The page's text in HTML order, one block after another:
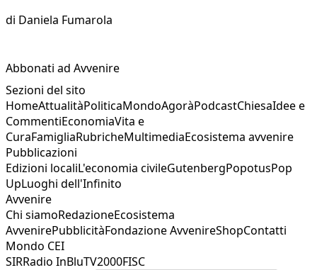
di Daniela Fumarola
Abbonati ad Avvenire
Sezioni del sito
HomeAttualitàPoliticaMondoAgoràPodcastChiesaIdee e
CommentiEconomiaVita e
CuraFamigliaRubricheMultimediaEcosistema avvenire
Pubblicazioni
Edizioni localiL'economia civileGutenbergPopotusPop
UpLuoghi dell'Infinito
Avvenire
Chi siamoRedazioneEcosistema
AvvenirePubblicitàFondazione AvvenireShopContatti
Mondo CEI
SIRRadio InBluTV2000FISC